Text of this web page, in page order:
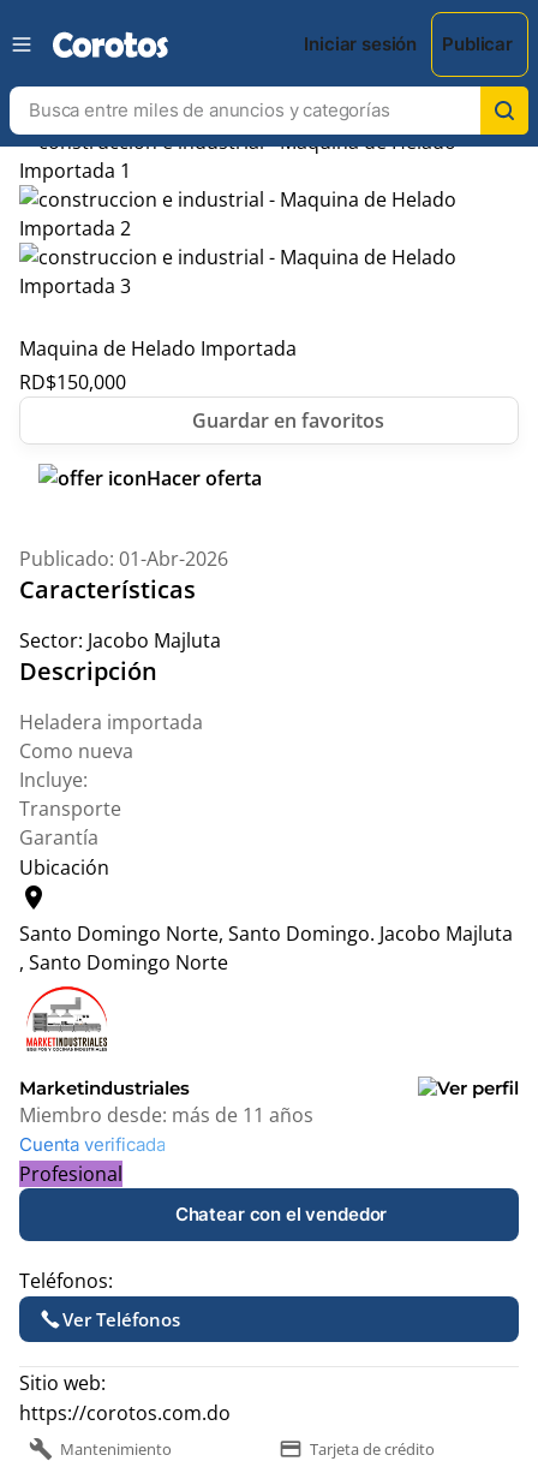
Iniciar sesión Publicar
Maquina de Helado Importada
RD$150,000
Hacer oferta
Publicado: 01-Abr-2026
Características
Sector: Jacobo Majluta
Descripción
Heladera importada
Como nueva
Incluye:
Transporte
Garantía
Ubicación
location_on
Santo Domingo Norte, Santo Domingo. Jacobo Majluta
, Santo Domingo Norte
+
−
Marketindustriales
Miembro desde: más de 11 años
Cuenta verificada
Profesional
Chatear con el vendedor
Teléfonos:
Ver Teléfonos
Sitio web:
https://corotos.com.do
build Mantenimiento payment Tarjeta de crédito